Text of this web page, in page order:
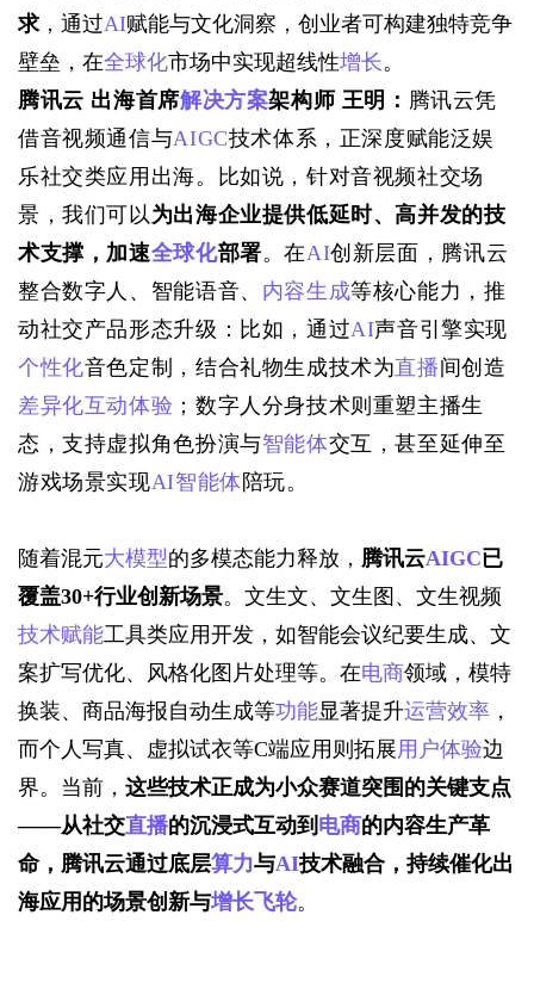
求，通过AI赋能与文化洞察，创业者可构建独特竞争
壁垒，在全球化市场中实现超线性增长。
腾讯云 出海首席解决方案架构师 王明： 腾讯云凭
借音视频通信与AIGC技术体系，正深度赋能泛娱
乐社交类应用出海。比如说，针对音视频社交场
景，我们可以为出海企业提供低延时、高并发的技
术支撑，加速全球化部署。在AI创新层面，腾讯云
整合数字人、智能语音、 内容生成等核心能力，推
动社交产品形态升级：比如，通过AI声音引擎实现
个性化音色定制，结合礼物生成技术为直播间创造
差异化互动体验 ；数字人分身技术则重塑主播生
态，支持虚拟角色扮演与智能体交互，甚至延伸至
游戏场景实现AI智能体 陪玩。
随着混元大模型的多模态能力释放， 腾讯云AIGC已
覆盖30+行业创新场景。文生文、文生图、文生视频
技术赋能工具类应用开发，如智能会议纪要生成、文
案扩写优化、风格化图片处理等。在电商领域，模特
换装、商品海报自动生成等功能显著提升运营效率 ，
而个人写真、虚拟试衣等C端应用则拓展用户体验边
界。当前， 这些技术正成为小众赛道突围的关键支点
——从社交直播的沉浸式互动到 电商的内容生产革
命，腾讯云通过底层算力与AI技术融合，持续催化出
海应用的场景创新与增长飞轮。